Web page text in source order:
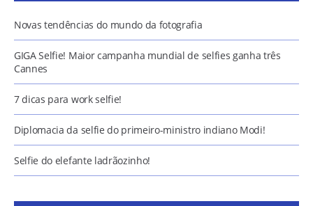
Novas tendências do mundo da fotografia
GIGA Selfie! Maior campanha mundial de selfies ganha três
Cannes
7 dicas para work selfie!
Diplomacia da selfie do primeiro-ministro indiano Modi!
Selfie do elefante ladrãozinho!